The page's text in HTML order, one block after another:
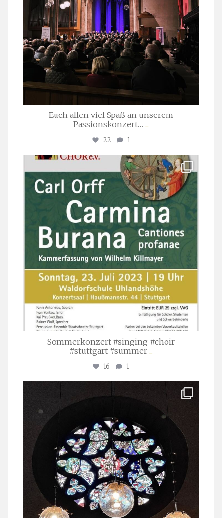
Euch allen viel Spaß an unserem
Passionskonzert… ...
22 1
stuttgarter_oratorienchor
Juli 22
Sommerkonzert #singing #choir
#stuttgart #summer ...
16 1
Apr. 1